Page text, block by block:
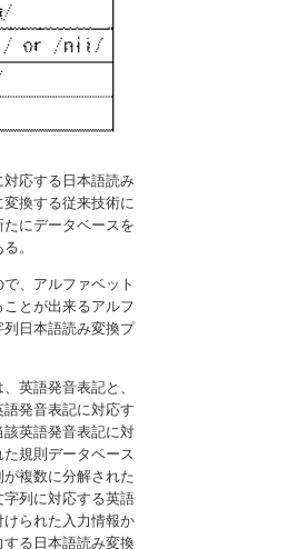
応する日本語読み
換する従来技術に
にデータベースを
。
、アルファベット
とが出来るアルフ
日本語読み変換プ
英語発音表記と、
発音表記に対応す
英語発音表記に対
規則データベース
複数に分解された
列に対応する英語
られた入力情報か
る日本語読み変換